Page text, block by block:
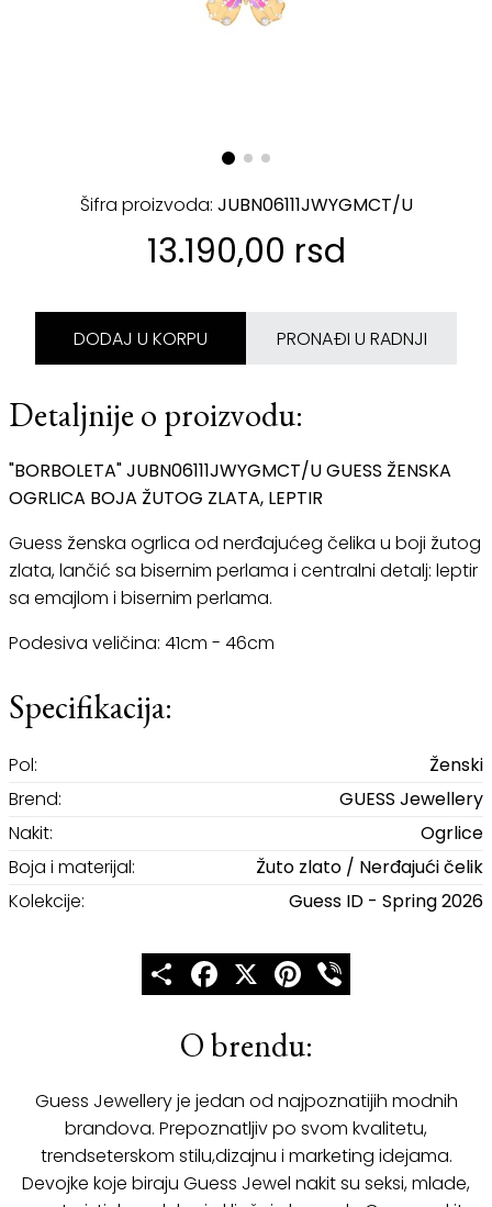
Šifra proizvoda: JUBN06111JWYGMCT/U
13.190,00 rsd
DODAJ U KORPU PRONAĐI U RADNJI
Detaljnije o proizvodu:
"BORBOLETA" JUBN06111JWYGMCT/U GUESS ŽENSKA
OGRLICA BOJA ŽUTOG ZLATA, LEPTIR
Guess ženska ogrlica od nerđajućeg čelika u boji žutog
zlata, lančić sa bisernim perlama i centralni detalj: leptir
sa emajlom i bisernim perlama.
Podesiva veličina: 41cm - 46cm
Specifikacija:
Pol:
Ženski
Brend:
GUESS Jewellery
Nakit:
Ogrlice
Boja i materijal:
Žuto zlato / Nerđajući čelik
Kolekcije:
Guess ID - Spring 2026
ShareFacebook
X Pinterest
O brendu:
Guess Jewellery je jedan od najpoznatijih modnih
brandova. Prepoznatljiv po svom kvalitetu,
trendseterskom stilu,dizajnu i marketing idejama.
Devojke koje biraju Guess Jewel nakit su seksi, mlade,